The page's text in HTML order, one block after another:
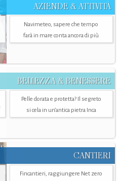
AZIENDE & ATTIVITÀ
Navimeteo, sapere che tempo
farà in mare conta ancora di più
BELLEZZA & BENESSERE
Pelle dorata e protetta? Il segreto
si cela in un’antica pietra Inca
CANTIERI
Fincantieri, raggiungere Net zero